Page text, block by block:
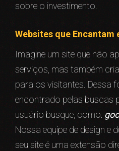
sobre o investimento.
Websites que Encantam
Imagine um site que não
serviços, mas também
para os visitantes. Dessa
encontrado pelas buscas
usuário busque, como:
Nossa equipe de design e
seu site é uma extensão